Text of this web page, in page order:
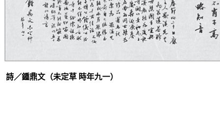
詩／鍾鼎文（未定草 時年九一）